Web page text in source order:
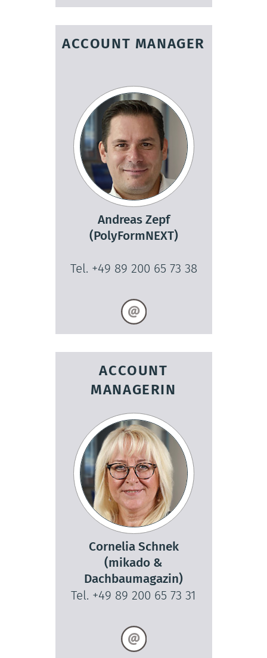
ACCOUNT MANAGER
Andreas Zepf
(PolyFormNEXT)
Tel. +49 89 200 65 73 38
ACCOUNT
MANAGERIN
Cornelia Schnek
(mikado &
Dachbaumagazin)
Tel. +49 89 200 65 73 31